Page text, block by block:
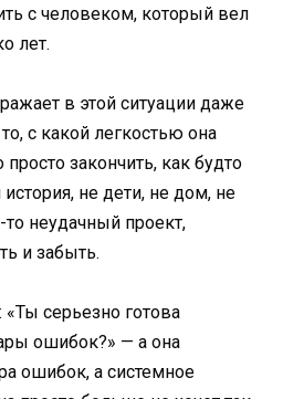
с человеком, который вел
лет.
в этой ситуации даже
с какой легкостью она
закончить, как будто
не дети, не дом, не
неудачный проект,
и забыть.
серьезно готова
ошибок?» — а она
ошибок, а системное